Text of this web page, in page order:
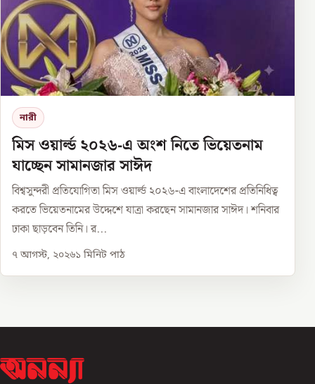
নারী
মিস ওয়ার্ল্ড ২০২৬-এ অংশ নিতে ভিয়েতনাম
যাচ্ছেন সামানজার সাঈদ
বিশ্বসুন্দরী প্রতিযোগিতা মিস ওয়ার্ল্ড ২০২৬-এ বাংলাদেশের প্রতিনিধিত্ব
করতে ভিয়েতনামের উদ্দেশে যাত্রা করছেন সামানজার সাঈদ। শনিবার
ঢাকা ছাড়বেন তিনি। র...
৭ আগস্ট, ২০২৬১ মিনিট পাঠ